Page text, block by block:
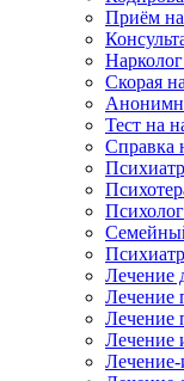
Приём
Скорая
Тест на
Справка
Психиатр
Психолог
Лечение
Лечение
Лечение
Лечение
Лечение-